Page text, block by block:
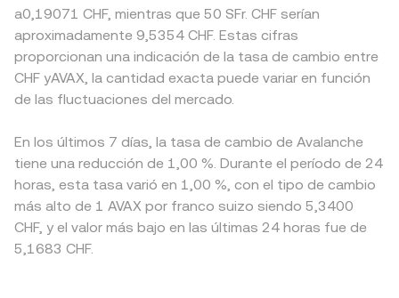
a0,19071 CHF, mientras que 50 SFr. CHF serían
aproximadamente 9,5354 CHF. Estas cifras
proporcionan una indicación de la tasa de cambio entre
CHF yAVAX, la cantidad exacta puede variar en función
de las fluctuaciones del mercado.
En los últimos 7 días, la tasa de cambio de Avalanche
tiene una reducción de 1,00 %. Durante el período de 24
horas, esta tasa varió en 1,00 %, con el tipo de cambio
más alto de 1 AVAX por franco suizo siendo 5,3400
CHF, y el valor más bajo en las últimas 24 horas fue de
5,1683 CHF.